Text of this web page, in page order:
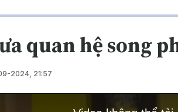
quan hệ song
2024, 21:57